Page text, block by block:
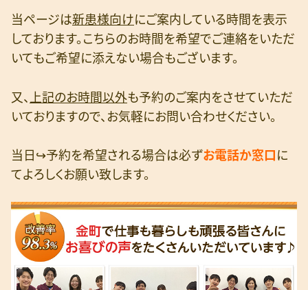
当ページは新患様向けにご案内している時間を表示
しております。こちらのお時間を希望でご連絡をいただ
いてもご希望に添えない場合もございます。
又、 上記のお時間以外も予約のご案内をさせていただ
いておりますので、お気軽にお問い合わせください。
当日↪予約を希望される場合は必ずお電話か窓口 に
てよろしくお願い致します。